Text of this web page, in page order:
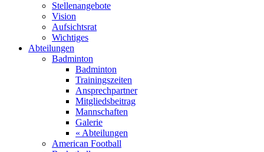
Stellenangebote
Vision
Aufsichtsrat
Wichtiges
Abteilungen
Badminton
Badminton
Trainingszeiten
Ansprechpartner
Mitgliedsbeitrag
Mannschaften
Galerie
« Abteilungen
American Football